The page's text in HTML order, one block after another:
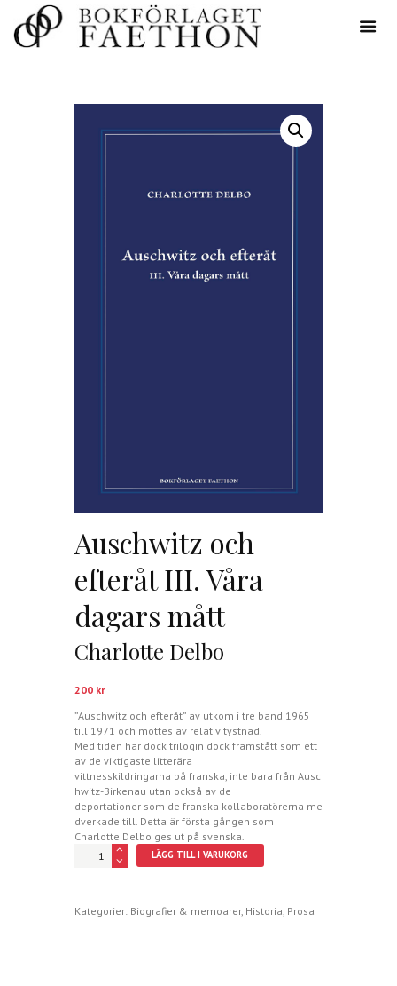
Auschwitz och
efteråt III. Våra
dagars mått
Charlotte Delbo
200 kr
”Auschwitz och efteråt” av utkom i tre band 1965
till 1971 och möttes av relativ tystnad.
Med tiden har dock trilogin dock framstått som ett
av de viktigaste litterära
vittnesskildringarna på franska, inte bara från Ausc
hwitz-Birkenau utan också av de
deportationer som de franska kollaboratörerna me
dverkade till. Detta är första gången som
Charlotte Delbo ges ut på svenska.
Auschwitz
Våra
LÄGG TILL I VARUKORG
Kategorier: Biografier & memoarer, Historia, Prosa